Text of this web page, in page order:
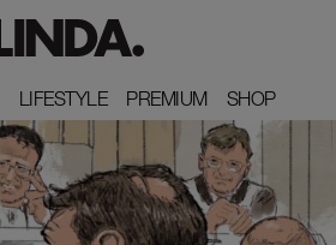
LIFESTYLE
LIFESTYLE PREMIUM
PREMIUM SHOP
SHOP